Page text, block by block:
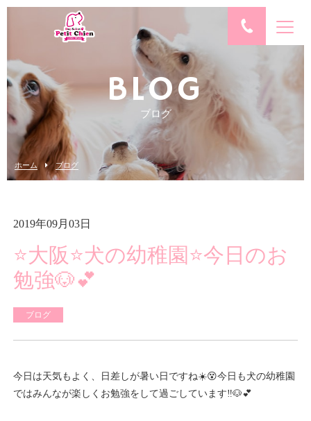
BLOG
ブログ
ホーム ブログ
2019年09月03日
⭐大阪⭐犬の幼稚園⭐今日のお
勉強🐶💕
ブログ
今日は天気もよく、日差しが暑い日ですね☀️😵今日も犬の幼稚園
ではみんなが楽しくお勉強をして過ごしています‼️🐶💕